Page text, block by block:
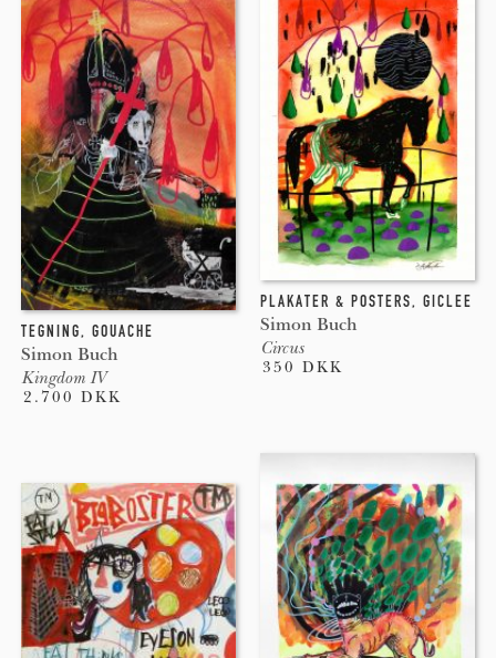
TEGNING, GOUACHE
Simon Buch
Kingdom IV
2.700 DKK
PLAKATER & POSTERS, GICLEE
Simon Buch
Circus
350 DKK